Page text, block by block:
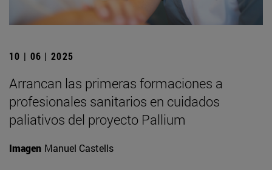
10 | 06 | 2025
Arrancan las primeras formaciones a
profesionales sanitarios en cuidados
paliativos del proyecto Pallium
Imagen Manuel Castells